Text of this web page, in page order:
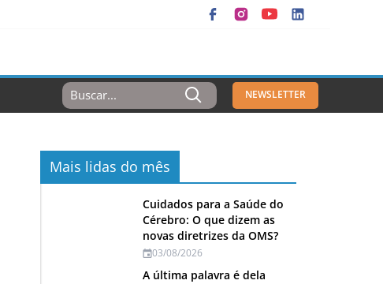
Resultados
Para:
NEWSLETTER
Mais lidas do mês
Cuidados para a Saúde do
Cérebro: O que dizem as
novas diretrizes da OMS?
03/08/2026
A última palavra é dela